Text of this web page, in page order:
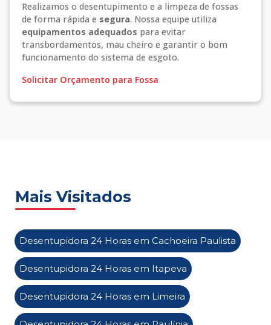
Realizamos o desentupimento e a limpeza de fossas
de forma rápida e segura. Nossa equipe utiliza
equipamentos adequados para evitar
transbordamentos, mau cheiro e garantir o bom
funcionamento do sistema de esgoto.
Solicitar Orçamento para Fossa
Mais Visitados
Desentupidora 24 Horas em Cachoeira Paulista
Desentupidora 24 Horas em Itapeva
Desentupidora 24 Horas em Limeira